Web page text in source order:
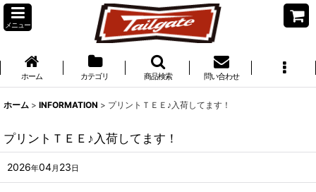
メニュー
ホーム カテゴリ 商品検索 問い合わせ
ホーム > INFORMATION > プリントＴＥＥ♪入荷してます！
プリントＴＥＥ♪入荷してます！
2026年04月 23 日